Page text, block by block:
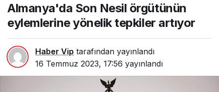
yönelik tepkiler artıyor
Almanya'da Son Nesil örgütünün
eylemlerine yönelik tepkiler artıyor
Haber Vip tarafından yayınlandı
16 Temmuz 2023, 17:56 yayınlandı